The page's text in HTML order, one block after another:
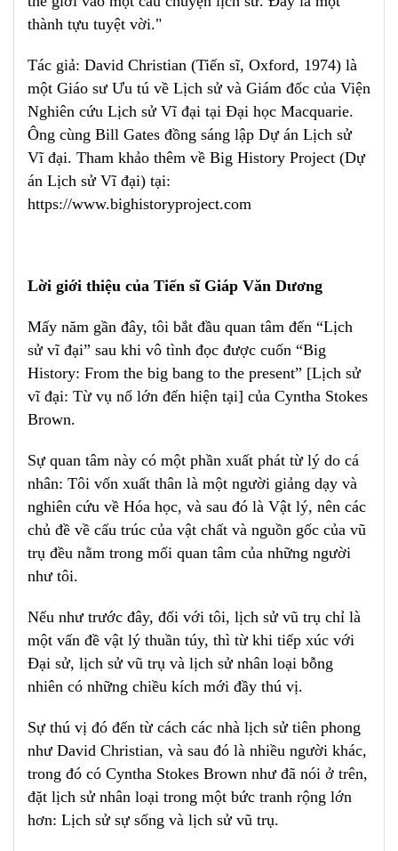
thành tựu tuyệt vời."
Tác giả: David Christian (Tiến sĩ, Oxford, 1974) là
một Giáo sư Ưu tú về Lịch sử và Giám đốc của Viện
Nghiên cứu Lịch sử Vĩ đại tại Đại học Macquarie.
Ông cùng Bill Gates đồng sáng lập Dự án Lịch sử
Vĩ đại. Tham khảo thêm về Big History Project (Dự
án Lịch sử Vĩ đại) tại:
https://www.bighistoryproject.com
Lời giới thiệu của Tiến sĩ Giáp Văn Dương
Mấy năm gần đây, tôi bắt đầu quan tâm đến “Lịch
sử vĩ đại” sau khi vô tình đọc được cuốn “Big
History: From the big bang to the present” [Lịch sử
vĩ đại: Từ vụ nổ lớn đến hiện tại] của Cyntha Stokes
Brown.
Sự quan tâm này có một phần xuất phát từ lý do cá
nhân: Tôi vốn xuất thân là một người giảng dạy và
nghiên cứu về Hóa học, và sau đó là Vật lý, nên các
chủ đề về cấu trúc của vật chất và nguồn gốc của vũ
trụ đều nằm trong mối quan tâm của những người
như tôi.
Nếu như trước đây, đối với tôi, lịch sử vũ trụ chỉ là
một vấn đề vật lý thuần túy, thì từ khi tiếp xúc với
Đại sử, lịch sử vũ trụ và lịch sử nhân loại bỗng
nhiên có những chiều kích mới đầy thú vị.
Sự thú vị đó đến từ cách các nhà lịch sử tiên phong
như David Christian, và sau đó là nhiều người khác,
trong đó có Cyntha Stokes Brown như đã nói ở trên,
đặt lịch sử nhân loại trong một bức tranh rộng lớn
hơn: Lịch sử sự sống và lịch sử vũ trụ.